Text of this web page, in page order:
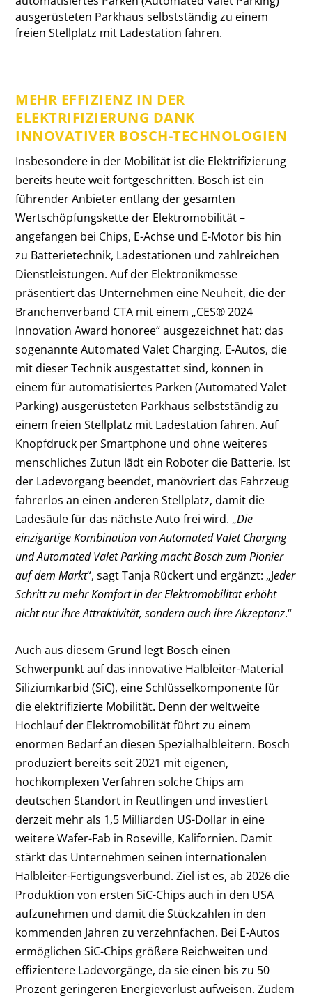
ausgerüsteten Parkhaus selbstständig zu einem
freien Stellplatz mit Ladestation fahren.
MEHR EFFIZIENZ IN DER
ELEKTRIFIZIERUNG DANK
INNOVATIVER BOSCH-TECHNOLOGIEN
Insbesondere in der Mobilität ist die Elektrifizierung
bereits heute weit fortgeschritten. Bosch ist ein
führender Anbieter entlang der gesamten
Wertschöpfungskette der Elektromobilität –
angefangen bei Chips, E-Achse und E-Motor bis hin
zu Batterietechnik, Ladestationen und zahlreichen
Dienstleistungen. Auf der Elektronikmesse
präsentiert das Unternehmen eine Neuheit, die der
Branchenverband CTA mit einem „CES® 2024
Innovation Award honoree“ ausgezeichnet hat: das
sogenannte Automated Valet Charging. E-Autos, die
mit dieser Technik ausgestattet sind, können in
einem für automatisiertes Parken (Automated Valet
Parking) ausgerüsteten Parkhaus selbstständig zu
einem freien Stellplatz mit Ladestation fahren. Auf
Knopfdruck per Smartphone und ohne weiteres
menschliches Zutun lädt ein Roboter die Batterie. Ist
der Ladevorgang beendet, manövriert das Fahrzeug
fahrerlos an einen anderen Stellplatz, damit die
Ladesäule für das nächste Auto frei wird. „Die
einzigartige Kombination von Automated Valet Charging
und Automated Valet Parking macht Bosch zum Pionier
auf dem Markt“, sagt Tanja Rückert und ergänzt: „Jeder
Schritt zu mehr Komfort in der Elektromobilität erhöht
nicht nur ihre Attraktivität, sondern auch ihre Akzeptanz.“
Auch aus diesem Grund legt Bosch einen
Schwerpunkt auf das innovative Halbleiter-Material
Siliziumkarbid (SiC), eine Schlüsselkomponente für
die elektrifizierte Mobilität. Denn der weltweite
Hochlauf der Elektromobilität führt zu einem
enormen Bedarf an diesen Spezialhalbleitern. Bosch
produziert bereits seit 2021 mit eigenen,
hochkomplexen Verfahren solche Chips am
deutschen Standort in Reutlingen und investiert
derzeit mehr als 1,5 Milliarden US-Dollar in eine
weitere Wafer-Fab in Roseville, Kalifornien. Damit
stärkt das Unternehmen seinen internationalen
Halbleiter-Fertigungsverbund. Ziel ist es, ab 2026 die
Produktion von ersten SiC-Chips auch in den USA
aufzunehmen und damit die Stückzahlen in den
kommenden Jahren zu verzehnfachen. Bei E-Autos
ermöglichen SiC-Chips größere Reichweiten und
effizientere Ladevorgänge, da sie einen bis zu 50
Prozent geringeren Energieverlust aufweisen. Zudem